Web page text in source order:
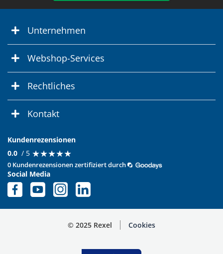
Unternehmen
Webshop-Services
Rechtliches
Kontakt
Kundenrezensionen
0.0 / 5 ★★★★★
★★★★★
0 Kundenrezensionen zertifiziert durch
Social Media
© 2025 Rexel Cookies